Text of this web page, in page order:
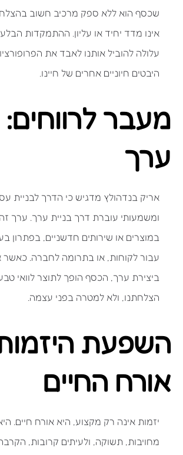
שכסף הוא ללא ספק מרכיב חשוב
אינו מדד יחיד או עליון. ההתמקדות
עלולה להוביל אותנו לאבד את
היבטים חיוניים אחרים של חיינו.
מעבר לרווחים:
ערך
אריק בנדהולץ מדגיש כי הדרך לבניית
ומשמעותי עוברת דרך בניית ערך. ערך
במוצרים או שירותים חדשניים, בפתרון
עבור לקוחות, או בתרומה לחברה. כאשר
ביצירת ערך, הכסף הופך לתוצר לוואי
הצלחתנו, ולא למטרה בפני עצמה.
השפעת
אורח החיים
יזמות אינה רק מקצוע, היא אורח חיים.
מחויבות, תשוקה, ולעיתים קרובות,